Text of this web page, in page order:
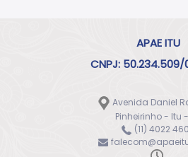
APAE ITU
CNPJ: 50.234.509/
Avenida Daniel
Pinheirinho - Itu -
(11) 4022